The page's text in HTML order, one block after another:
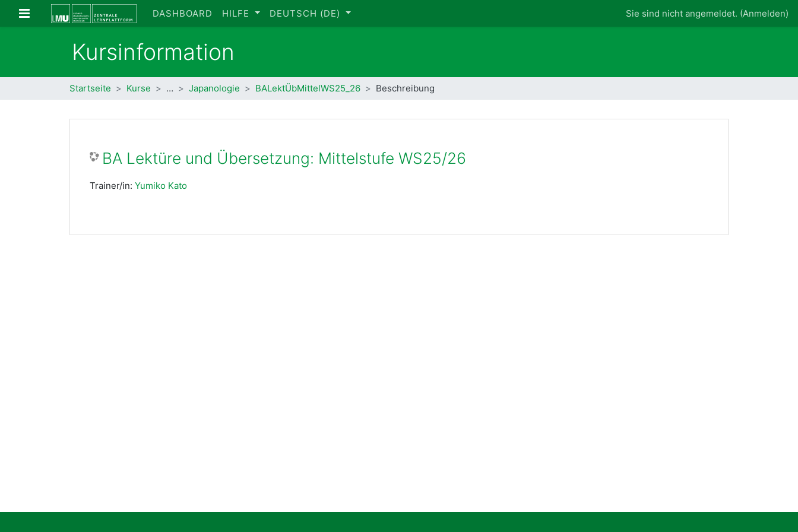
Zum Hauptinhalt
Website-Übersicht DASHBOARD HILFE DEUTSCH ‎(DE)‎ Sie sind nicht angemeldet. (Anmelden)
Kursinformation
Startseite Kurse … Japanologie BALektÜbMittelWS25_26 Beschreibung
BA Lektüre und Übersetzung: Mittelstufe WS25/26
Trainer/in: Yumiko Kato